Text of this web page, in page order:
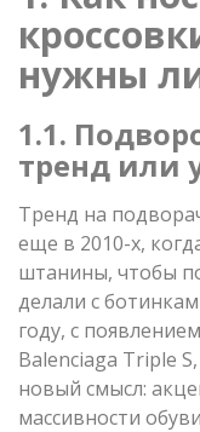
нужны
1.1.
тренд или
Тренд на
еще в 2010-х,
штанины, чтобы
делали с
году, с
Balenciaga Triple
новый смысл:
массивности